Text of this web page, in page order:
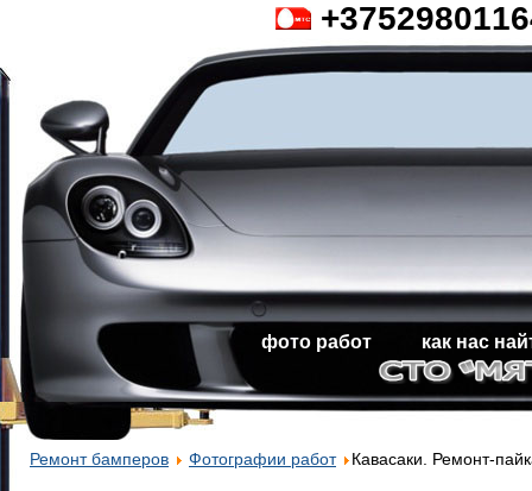
фото работ как нас
Ремонт бамперов Фотографии работ Кавасаки. Ремонт-